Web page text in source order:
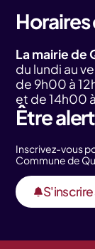
La mairie de
du lundi au
de 9h00 à
et de 14h00
Être
Inscrivez-vous
Commune de